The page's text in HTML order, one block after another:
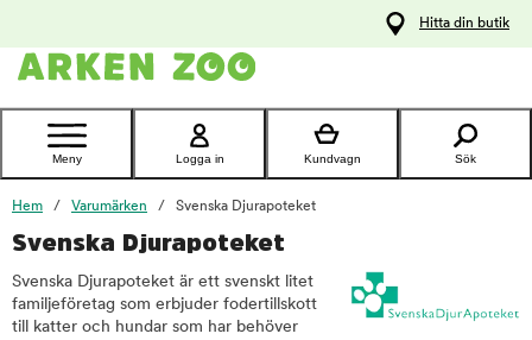
Kontakta
Hitta din butik
Meny Logga in Kundvagn Sök
Hem Varumärken Svenska Djurapoteket
Svenska Djurapoteket
Svenska Djurapoteket är ett svenskt litet
familjeföretag som erbjuder fodertillskott
till katter och hundar som har behöver